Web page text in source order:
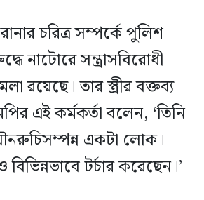
চরিত্র সম্পর্কে পুলিশ
নাটোরে সন্ত্রাসবিরোধী
রয়েছে। তার স্ত্রীর বক্তব্য
এই কর্মকর্তা বলেন, ‘তিনি
একটা লোক।
বিভিন্নভাবে টর্চার করেছেন।’